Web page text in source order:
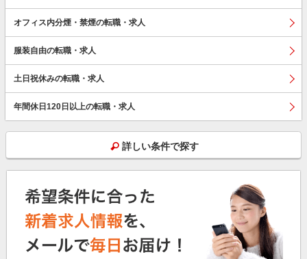
オフィス内分煙・禁煙の転職・求人
服装自由の転職・求人
土日祝休みの転職・求人
年間休日120日以上の転職・求人
詳しい条件で探す